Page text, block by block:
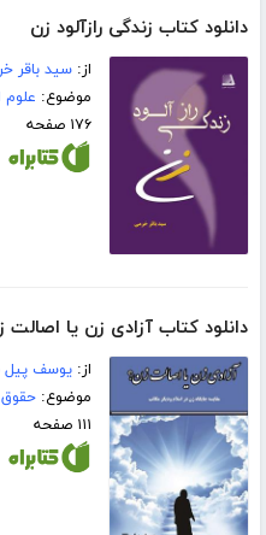
دانلود کتاب زندگی رازآلود زن
از:سید باقر
موضوع: علوم
۱۷۶ صفحه
دانلود کتاب آزادی زن یا اصالت
از:یوسف پیل
موضوع:حقوق
۱۱۱ صفحه